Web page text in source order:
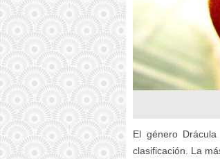
El género
clasificación. La